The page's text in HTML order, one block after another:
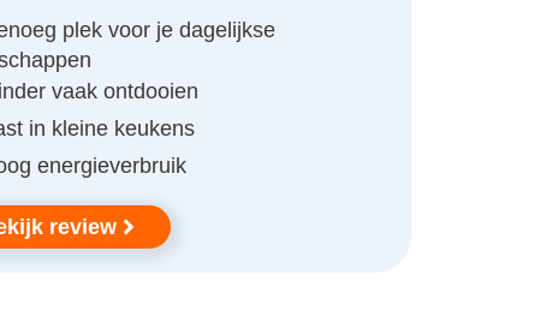
plek voor je dagelijkse
vaak ontdooien
in kleine keukens
energieverbruik
review